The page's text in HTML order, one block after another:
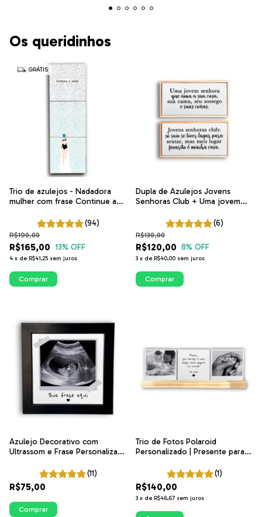
Os queridinhos
GRÁTIS
Trio de azulejos - Nadadora
mulher com frase Continue a
(94)
R$165,00
R$190,00
13% OFF
4 x de R$41,25 sem juros
Comprar
Dupla de Azulejos Jovens
Senhoras Club + Uma jovem
(6)
R$120,00
R$130,00
8% OFF
3 x de R$40,00 sem juros
Comprar
Azulejo Decorativo com
Ultrassom e Frase Personalizada
(11)
R$75,00
Comprar
Trio de Fotos Polaroid
Personalizado | Presente para o
lugar mais seguro no mundo
(1)
R$140,00
3 x de R$46,67 sem juros